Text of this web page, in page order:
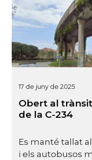
17 de juny de 2025
Obert al
de la C-234
Es manté tallat
i els autobusos